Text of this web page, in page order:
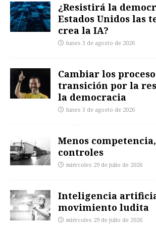
¿Resistirá la
Estados Unidos las
crea la IA?
lunes 3 de agosto de 2026
Cambiar los
transición por la
la democracia
lunes 3 de agosto de 2026
Menos
controles
miércoles 29 de julio de 2026
Inteligencia
movimiento ludita
miércoles 29 de julio de 2026